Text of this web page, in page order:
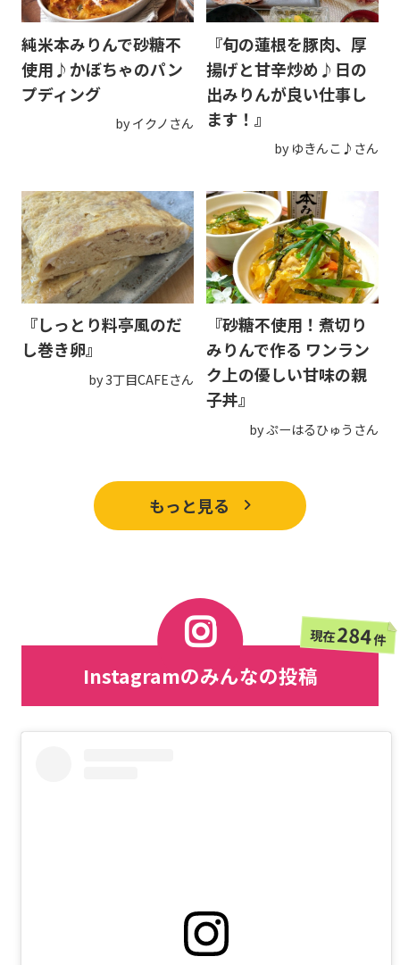
純米本みりんで砂糖不
使用♪かぼちゃのパン
プディング
by イクノさん
『旬の蓮根を豚肉、厚
揚げと甘辛炒め♪日の
出みりんが良い仕事し
ます！』
by ゆきんこ♪さん
『しっとり料亭風のだ
し巻き卵』
by 3丁目CAFEさん
『砂糖不使用！煮切り
みりんで作る ワンラン
ク上の優しい甘味の親
子丼』
by ぷーはるひゅうさん
もっと見る
Instagramのみんなの投稿
現在284件